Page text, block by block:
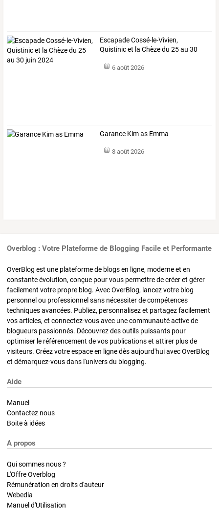
Escapade Cossé-le-Vivien,
Quistinic et la Chèze du 25 au 30
6 août 2026
Garance Kim as Emma
8 août 2026
Overblog : Votre Plateforme de Blogging Facile et Performante
OverBlog est une plateforme de blogs en ligne, moderne et en
constante évolution, conçue pour vous permettre de créer et gérer
facilement votre propre blog. Avec OverBlog, lancez votre blog
personnel ou professionnel sans nécessiter de compétences
techniques avancées. Publiez, personnalisez et partagez facilement
vos articles, et connectez-vous avec une communauté active de
blogueurs passionnés. Découvrez des outils puissants pour
optimiser le référencement de vos publications et attirer plus de
visiteurs. Créez votre espace en ligne dès aujourd'hui avec OverBlog
et démarquez-vous dans l'univers du blogging.
Aide
Manuel
Contactez nous
Boite à idées
A propos
Qui sommes nous ?
L'Offre Overblog
Rémunération en droits d'auteur
Webedia
Manuel d'Utilisation